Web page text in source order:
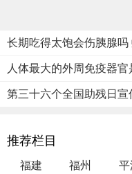
长期吃得太饱会伤胰腺吗
人体最大的外周免疫器
第三十六个全国助残日
推荐栏目
福建 福州 平